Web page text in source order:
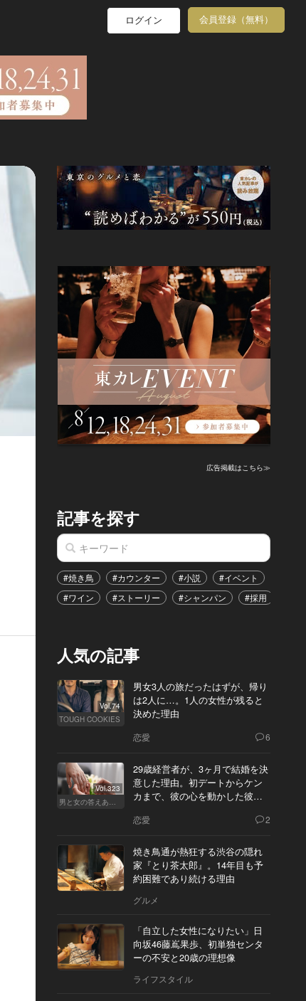
ログイン 会員登録（無料）
広告掲載はこちら≫
記事を探す
#焼き鳥 #カウンター #小説 #イベント
#ワイン
#ストーリー #シャンパン #採用
人気の記事
Vol.74
TOUGH COOKIES
男女3人の旅だったはずが、帰り
は2人に…。1人の女性が残ると
決めた理由
恋愛 6
Vol.323
男と女の答えあわせ【Q】
29歳経営者が、3ヶ月で結婚を決
意した理由。初デートからケン
カまで、彼の心を動かした彼女
恋愛 2
焼き鳥通が熱狂する渋谷の隠れ
家『とり茶太郎』。14年目も予
約困難であり続ける理由
グルメ
「自立した女性になりたい」日
向坂46藤嶌果歩、初単独センタ
ーの不安と20歳の理想像
ライフスタイル